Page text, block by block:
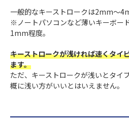
一般的なキーストロークは2mm〜
※ノートパソコンなど薄いキーボー
1mm程度。
キーストロークが浅ければ速くタイ
ます。
ただ、キーストロークが浅いとタイ
概に浅い方がいいとはいえません。